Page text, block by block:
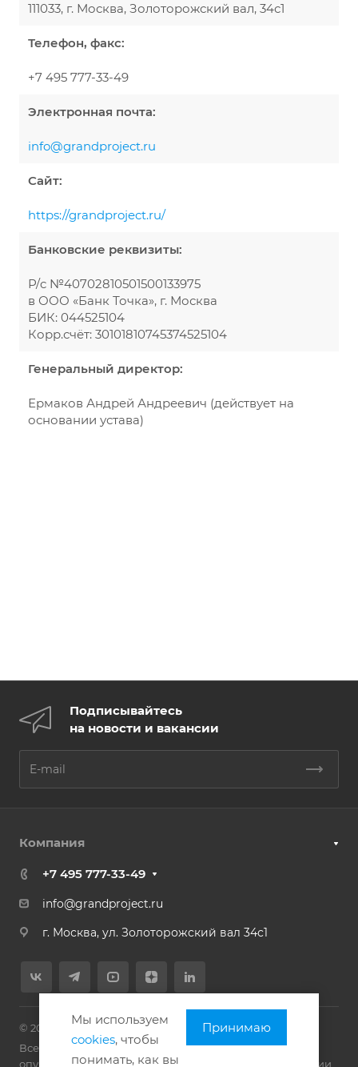
111033, г. Москва, Золоторожский вал, 34с1
Телефон, факс:
+7 495 777-33-49
Электронная почта:
info@grandproject.ru
Сайт:
https://grandproject.ru/
Банковские реквизиты:
Р/c №40702810501500133975
в ООО «Банк Точка», г. Москва
БИК: 044525104
Корр.счёт: 30101810745374525104
Генеральный директор:
Ермаков Андрей Андреевич (действует на
основании устава)
Подписывайтесь
на новости и вакансии
Компания
+7 495 777-33-49
info@grandproject.ru
г. Москва, ул. Золоторожский вал 34с1
© 2026 ООО «Гранд Проект»
Все фотографии сотрудников, размещённые на сайте,
опубликованы с их письменного согласия в соответствии
Мы используем
cookies, чтобы
понимать, как вы
Принимаю